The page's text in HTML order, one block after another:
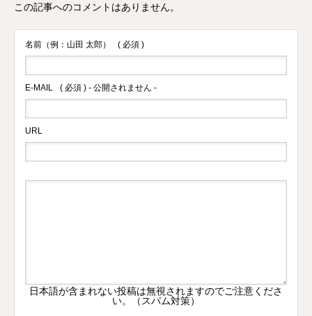
この記事へのコメントはありません。
名前（例：山田 太郎） ( 必須 )
E-MAIL ( 必須 ) - 公開されません -
URL
日本語が含まれない投稿は無視されますのでご注意くださ
い。（スパム対策）